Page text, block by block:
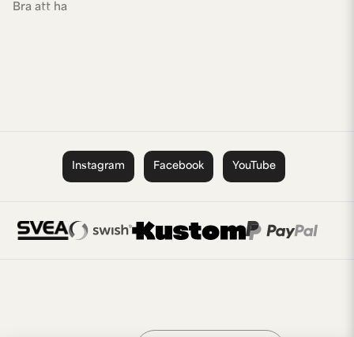
Bra att ha
Instagram Facebook YouTube